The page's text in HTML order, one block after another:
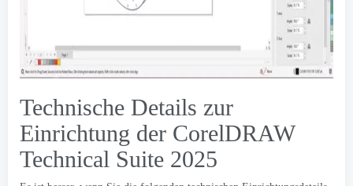
Technische Details zur
Einrichtung der CorelDRAW
Technical Suite 2025